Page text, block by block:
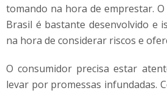
tomando na hora de emprestar.
Brasil é bastante desenvolvido e
na hora de considerar riscos e
O consumidor precisa estar
levar por promessas infundadas.